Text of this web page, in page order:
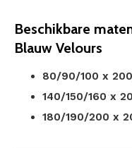
Beschikbare
Blauw Velours
80/90/100 x
140/150/160 x
180/190/200 x